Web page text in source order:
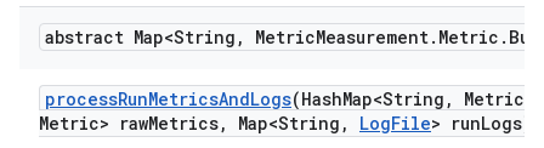
abstract Map<String , MetricMeasurement. Metric .
processRunMetricsAndLogs(HashMap<String , Metric
Metric> rawMetrics, Map<String , LogFile> runLogs)